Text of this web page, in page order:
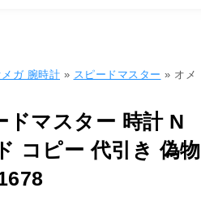
メガ 腕時計 » スピードマスター » オメ
ドマスター 時計 N
コピー 代引き 偽物